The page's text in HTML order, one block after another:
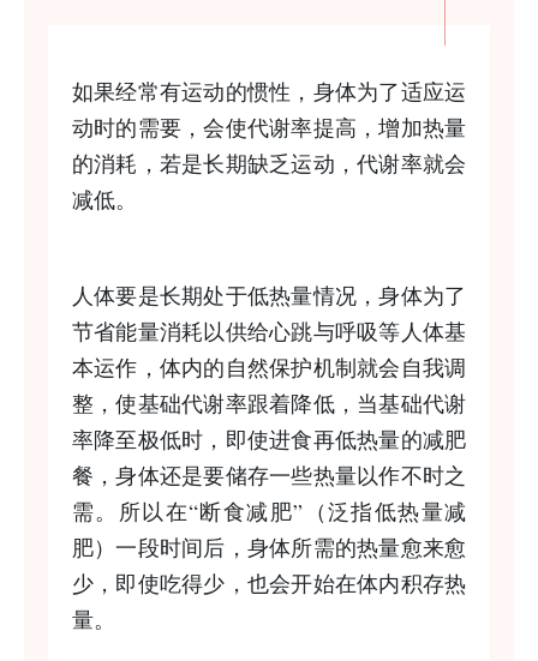
如果经常有运动的惯性，身体为了适应运
动时的需要，会使代谢率提高，增加热量
的消耗，若是长期缺乏运动，代谢率就会
减低。
人体要是长期处于低热量情况，身体为了
节省能量消耗以供给心跳与呼吸等人体基
本运作，体内的自然保护机制就会自我调
整，使基础代谢率跟着降低，当基础代谢
率降至极低时，即使进食再低热量的减肥
餐，身体还是要储存一些热量以作不时之
需。所以在“断食减肥”（泛指低热量减
肥）一段时间后，身体所需的热量愈来愈
少，即使吃得少，也会开始在体内积存热
量。